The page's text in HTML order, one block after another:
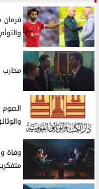
فرمان
محارب الحلقة 17 |
الصوم
وفاة